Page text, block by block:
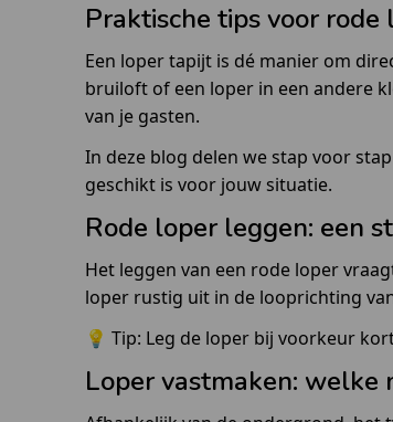
Praktische tips voor
Een loper tapijt is dé manier om
bruiloft of een loper in een andere
van je gasten.
In deze blog delen we stap voor
geschikt is voor jouw situatie.
Rode loper leggen: een
Het leggen van een rode loper
loper rustig uit in de looprichting
💡 Tip: Leg de loper bij voorkeur
Loper vastmaken: welke